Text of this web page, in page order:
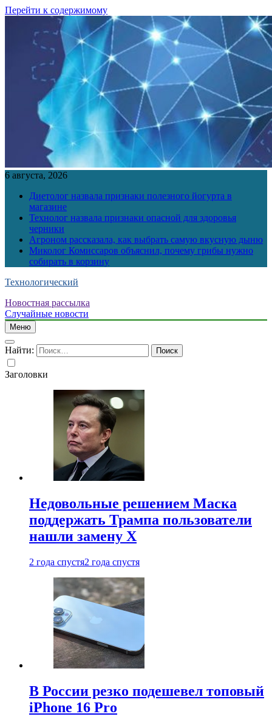
Перейти к содержимому
6 августа, 2026
Диетолог назвала признаки полезного йогурта в
магазине
Технолог назвала признаки опасной для здоровья
черники
Агроном рассказала, как выбрать самую вкусную дыню
Миколог Комиссаров объяснил, почему грибы нужно
собирать в корзину
Технологический
Новостная рассылка
Случайные новости
Меню
Найти:
Заголовки
Недовольные решением Маска
поддержать Трампа пользователи
нашли замену X
2 года спустя2 года спустя
В России резко подешевел топовый
iPhone 16 Pro